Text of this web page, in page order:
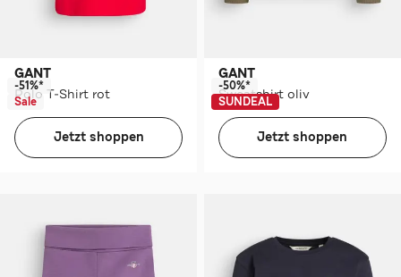
GANT
Polo T-Shirt rot
-51%*
Sale
Jetzt shoppen
GANT
Sweatshirt oliv
-50%*
SUNDEAL
Jetzt shoppen